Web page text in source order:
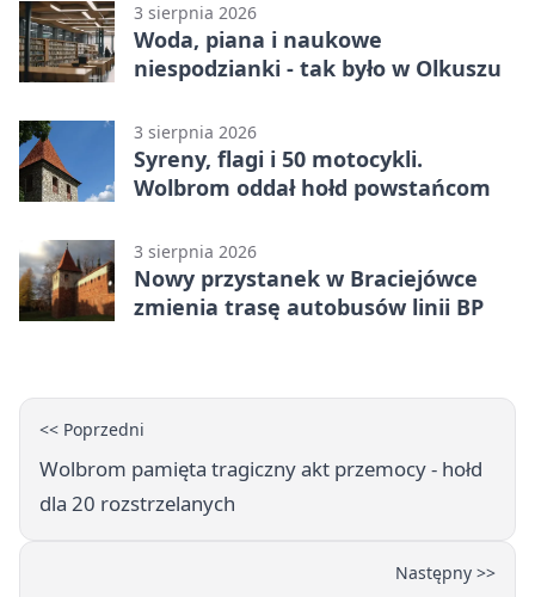
3 sierpnia 2026
Woda, piana i naukowe
niespodzianki - tak było w Olkuszu
3 sierpnia 2026
Syreny, flagi i 50 motocykli.
Wolbrom oddał hołd powstańcom
3 sierpnia 2026
Nowy przystanek w Braciejówce
zmienia trasę autobusów linii BP
<< Poprzedni
Wolbrom pamięta tragiczny akt przemocy - hołd
dla 20 rozstrzelanych
Następny >>